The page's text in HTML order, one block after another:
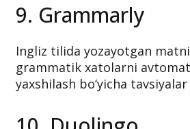
9. Grammarly
Ingliz tilida yozayotgan
grammatik xatolarni
yaxshilash bo‘yicha